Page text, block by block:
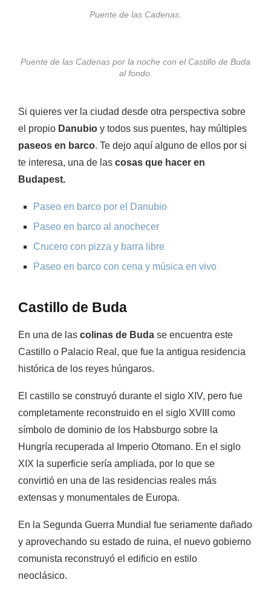
Puente de las Cadenas.
Puente de las Cadenas por la noche con el Castillo de Buda
al fondo.
Si quieres ver la ciudad desde otra perspectiva sobre
el propio Danubio y todos sus puentes, hay múltiples
paseos en barco. Te dejo aquí alguno de ellos por si
te interesa, una de las cosas que hacer en
Budapest.
Paseo en barco por el Danubio
Paseo en barco al anochecer
Crucero con pizza y barra libre
Paseo en barco con cena y música en vivo
Castillo de Buda
En una de las colinas de Buda se encuentra este
Castillo o Palacio Real, que fue la antigua residencia
histórica de los reyes húngaros.
El castillo se construyó durante el siglo XIV, pero fue
completamente reconstruido en el siglo XVIII como
símbolo de dominio de los Habsburgo sobre la
Hungría recuperada al Imperio Otomano. En el siglo
XIX la superficie sería ampliada, por lo que se
convirtió en una de las residencias reales más
extensas y monumentales de Europa.
En la Segunda Guerra Mundial fue seriamente dañado
y aprovechando su estado de ruina, el nuevo gobierno
comunista reconstruyó el edificio en estilo
neoclásico.